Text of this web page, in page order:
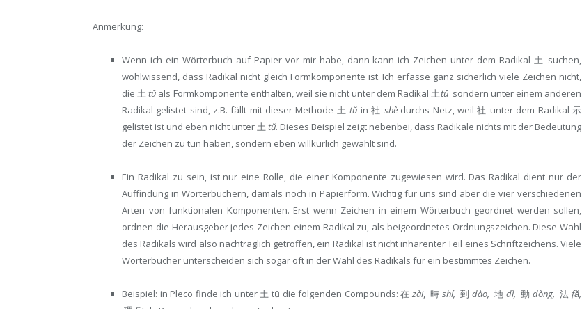
Anmerkung:
Wenn ich ein Wörterbuch auf Papier vor mir habe, dann kann ich Zeichen unter dem Radikal 土 suchen,
wohlwissend, dass Radikal nicht gleich Formkomponente ist. Ich erfasse ganz sicherlich viele Zeichen nicht,
die 土tŭ als Formkomponente enthalten, weil sie nicht unter dem Radikal 土tŭ sondern unter einem anderen
Radikal gelistet sind, z.B. fällt mit dieser Methode 土tŭ in 社 shèdurchs Netz, weil 社 unter dem Radikal 示
gelistet ist und eben nicht unter 土 tŭ. Dieses Beispiel zeigt nebenbei, dass Radikale nichts mit der Bedeutung
der Zeichen zu tun haben, sondern eben willkürlich gewählt sind.
Ein Radikal zu sein, ist nur eine Rolle, die einer Komponente zugewiesen wird. Das Radikal dient nur der
Auffindung in Wörterbüchern, damals noch in Papierform. Wichtig für uns sind aber die vier verschiedenen
Arten von funktionalen Komponenten. Erst wenn Zeichen in einem Wörterbuch geordnet werden sollen,
ordnen die Herausgeber jedes Zeichen einem Radikal zu, als beigeordnetes Ordnungszeichen. Diese Wahl
des Radikals wird also nachträglich getroffen, ein Radikal ist nicht inhärenter Teil eines Schriftzeichens. Viele
Wörterbücher unterscheiden sich sogar oft in der Wahl des Radikals für ein bestimmtes Zeichen.
Beispiel: in Pleco finde ich unter 土 tŭ die folgenden Compounds: 在 zài, 時 shí, 到 dào, 地 dì, 動 dòng, 法 fǎ,